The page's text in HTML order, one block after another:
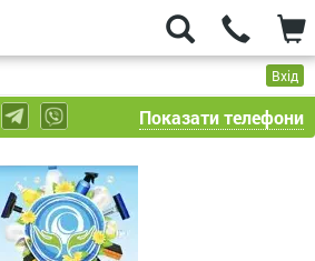
Вхід
Показати телефони